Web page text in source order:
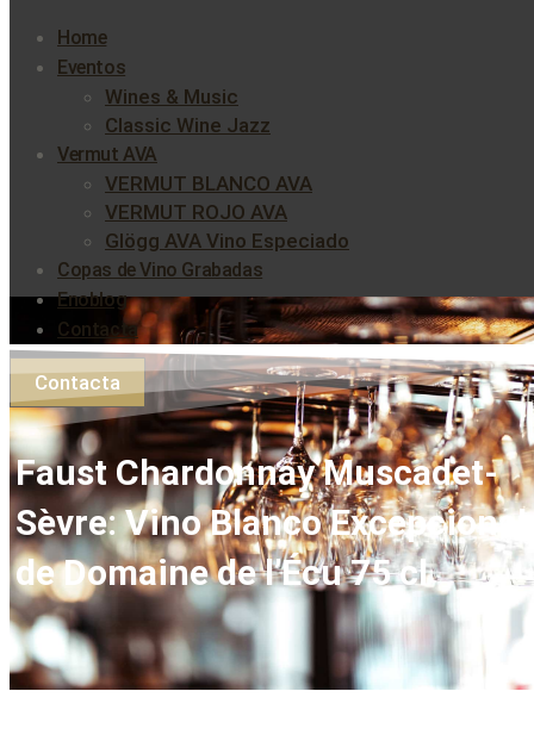
Home
Eventos
Wines & Music
Classic Wine Jazz
Vermut AVA
VERMUT BLANCO AVA
VERMUT ROJO AVA
Glögg AVA Vino Especiado
Copas de Vino Grabadas
Enoblog
Contacta
Contacta
Faust Chardonnay Muscadet-
Sèvre: Vino Blanco Excepcional
de Domaine de l’Écu 75 cl